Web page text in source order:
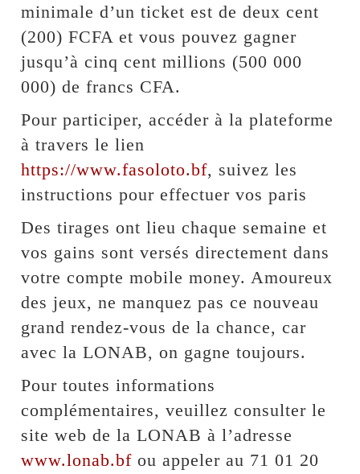
minimale d’un ticket est de deux cent
(200) FCFA et vous pouvez gagner
jusqu’à cinq cent millions (500 000
000) de francs CFA.
Pour participer, accéder à la plateforme
à travers le lien
https://www.fasoloto.bf, suivez les
instructions pour effectuer vos paris
Des tirages ont lieu chaque semaine et
vos gains sont versés directement dans
votre compte mobile money. Amoureux
des jeux, ne manquez pas ce nouveau
grand rendez-vous de la chance, car
avec la LONAB, on gagne toujours.
Pour toutes informations
complémentaires, veuillez consulter le
site web de la LONAB à l’adresse
www.lonab.bf ou appeler au 71 01 20